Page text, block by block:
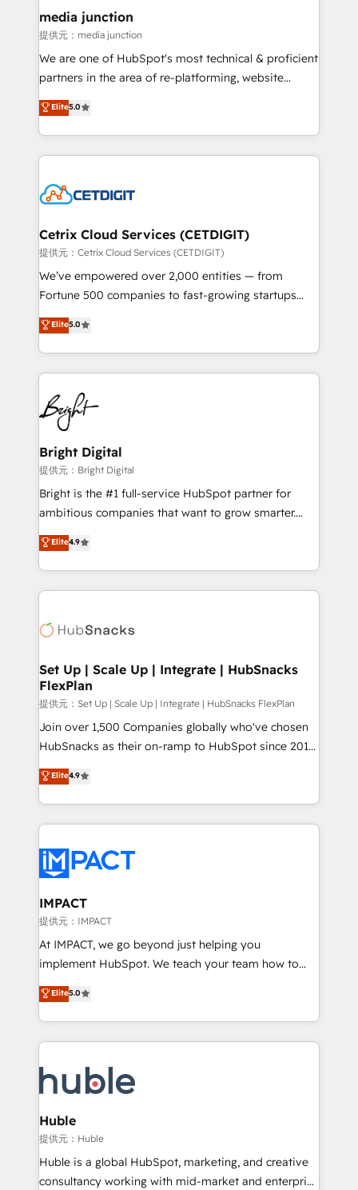
Mexico, USA, and Portugal—we've executed over a
hundred successful operations. Our approach,
rooted in RevOps principles, integrates analysis,
training, planning, and qualification. Leveraging
inbound marketing tactics, we focus on
understanding, nurturing, and converting leads.
competitive market.
media junction
提供元：media junction
We are one of HubSpot's most technical & proficient
partners in the area of re-platforming, website
design & development. We specialize in multi-hub
implementations for mid-market & enterprise
companies. We are woman-owned, powered by
coffee, and we ❤️ dogs. We produce award-winning
Impact Award 🏆2022 Technical Expertise Impact
Award 🏆2020 Elite Solutions Partner 🏆2019
Integrations HubSpot Impact Award 🏆2019
Marketing Enablement HubSpot Impact Award 🏆
2018 Website Design HubSpot Impact Award 🏆2017
Growth-Driven Design Agency of the Year 🏆2016
Sales Enablement HubSpot Impact Award 🏆2015
HubSpot COS Performance Award 🏆2014 HubSpot
COS Design Award 🏆2013 HubSpot Marketplace
Partner 📆Founded in 1997
Elite5.0
Cetrix Cloud Services (CETDIGIT)
提供元：Cetrix Cloud Services (CETDIGIT)
We’ve empowered over 2,000 entities — from
Fortune 500 companies to fast-growing startups
and nonprofits — to streamline operations, scale
revenue, and unlock the full potential of HubSpot.
With deep technical and industry expertise, we fuse
automation, integration, and AI innovation to deliver
lasting impact. We specialize in: • Turnkey and end-
to-end HubSpot implementations • Onboarding for
Sales, Service, Marketing & Content Hubs • AI voice
and chat agents, predictive automation, and smart
workflows • Salesforce + HubSpot integration •
RevOps and AI-driven sales enablement • Website
design and CMS development • ERP integration: SAP,
and CRM migration from any platform •
Client/member portals built on HubSpot • Custom
WooCommerce, BuilderTrend, and more Experience
the difference — reach out to see how AI + HubSpot
Elite5.0
Bright Digital
提供元：Bright Digital
Bright is the #1 full-service HubSpot partner for
ambitious companies that want to grow smarter.
From HubSpot onboarding, to training, from
developing a new website to lead generation and
digital marketing; we do it all (and with great
results)! In short, our services include: - HubSpot
HubSpot development: websites, custom modules,
marketing, advertising, campaigns, content and
design We connect people, data and technology to
improve customer experiences. With our bright
people, exciting ideas and can-do mentality, we
ensure revenue growth on a daily basis. So tell us
team of 100+ experts is ready for you! Driving digital
growth | www.brightdigital.com
Elite4.9
Set Up | Scale Up | Integrate | HubSnacks
FlexPlan
提供元：Set Up | Scale Up | Integrate | HubSnacks FlexPlan
Join over 1,500 Companies globally who've chosen
HubSnacks as their on-ramp to HubSpot since 2014
Simple pay-as-you-go plans that accelerate value...
1️⃣ Set Up | Onboarding New or Check-fixing existing
HubSpot portals 2️⃣ Scale Up | 100% HubSpot Task
Execution... Global 24/7 ... All Experts 3️⃣ Integrate |
Slash months from your API Integration project... ⬅️
Click "Contact Business" ⬅️ to access 150+ Kickstart
Integration templates that put HubSpot in the center
of your tech stack, syncing... 🛍️ Shopify or
WooCommerce 💲 Stripe or Paypal 💰 Sage or
Netsuite 🤖 Google or Microsoft ✍️ DocuSign or
the rare Advanced "Custom Integrations"
Accreditation, securely sync data across... 🔄 any
new HubSpot portal with Advanced Website and
CRM Migrations using our in-house "HubScrub" Tool.
Elite4.9
IMPACT
提供元：IMPACT
At IMPACT, we go beyond just helping you
implement HubSpot. We teach your team how to
master it. As the creators of the Endless Customers
System™ (the next evolution of They Ask, You
Answer), we’re the only HubSpot partner built
entirely around coaching and training. That means
skills, processes, and internal team you need to
attract the right buyers, close deals faster, and grow
without outside dependencies. You’ll learn how to: •
Set up, audit, and organize your HubSpot portal •
Get your sales team fully using HubSpot • Track
pipeline and revenue across the entire buyer journey
Elite5.0
Huble
提供元：Huble
Huble is a global HubSpot, marketing, and creative
consultancy working with mid-market and enterprise